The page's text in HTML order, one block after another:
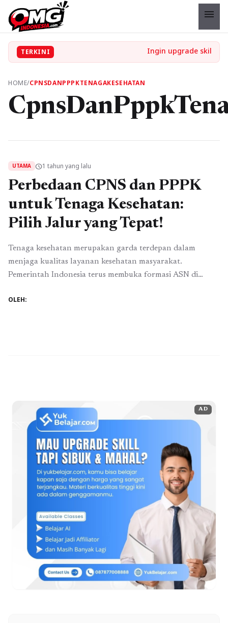
menu
TERKINI
HOME/CPNSDANPPPKTENAGAKESEHATAN
UTAMA schedule1 tahun yang lalu
Perbedaan CPNS dan PPPK
untuk Tenaga Kesehatan:
Pilih Jalur yang Tepat!
Tenaga kesehatan merupakan garda terdepan dalam
menjaga kualitas layanan kesehatan masyarakat.
Pemerintah Indonesia terus membuka formasi ASN di
banyak calon pelamar masih bingung memilih jalur mana
OLEH:
AD